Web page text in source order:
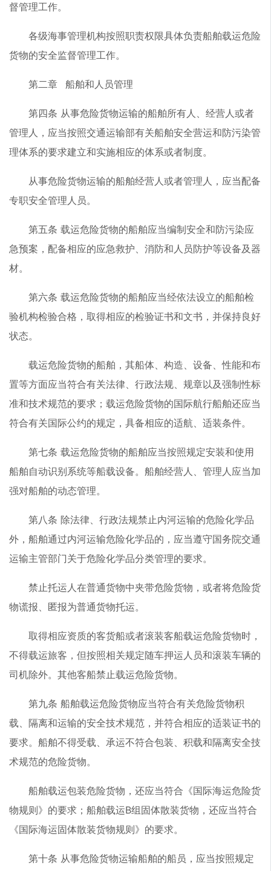
督管理工作。
各级海事管理机构按照职责权限具体负责船舶载运危险
货物的安全监督管理工作。
第二章 船舶和人员管理
第四条 从事危险货物运输的船舶所有人、经营人或者
管理人，应当按照交通运输部有关船舶安全营运和防污染管
理体系的要求建立和实施相应的体系或者制度。
从事危险货物运输的船舶经营人或者管理人，应当配备
专职安全管理人员。
第五条 载运危险货物的船舶应当编制安全和防污染应
急预案，配备相应的应急救护、消防和人员防护等设备及器
材。
第六条 载运危险货物的船舶应当经依法设立的船舶检
验机构检验合格，取得相应的检验证书和文书，并保持良好
状态。
载运危险货物的船舶，其船体、构造、设备、性能和布
置等方面应当符合有关法律、行政法规、规章以及强制性标
准和技术规范的要求；载运危险货物的国际航行船舶还应当
符合有关国际公约的规定，具备相应的适航、适装条件。
第七条 载运危险货物的船舶应当按照规定安装和使用
船舶自动识别系统等船载设备。船舶经营人、管理人应当加
强对船舶的动态管理。
第八条 除法律、行政法规禁止内河运输的危险化学品
外，船舶通过内河运输危险化学品的，应当遵守国务院交通
运输主管部门关于危险化学品分类管理的要求。
禁止托运人在普通货物中夹带危险货物，或者将危险货
物谎报、匿报为普通货物托运。
取得相应资质的客货船或者滚装客船载运危险货物时，
不得载运旅客，但按照相关规定随车押运人员和滚装车辆的
司机除外。其他客船禁止载运危险货物。
第九条 船舶载运危险货物应当符合有关危险货物积
载、隔离和运输的安全技术规范，并符合相应的适装证书的
要求。船舶不得受载、承运不符合包装、积载和隔离安全技
术规范的危险货物。
船舶载运包装危险货物，还应当符合《国际海运危险货
物规则》的要求；船舶载运B组固体散装货物，还应当符合
《国际海运固体散装货物规则》的要求。
第十条 从事危险货物运输船舶的船员，应当按照规定